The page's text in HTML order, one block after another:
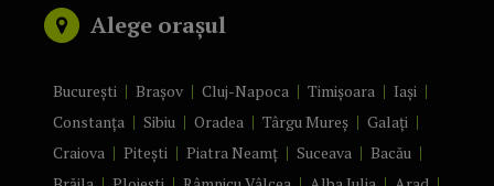
Alege orașul
București Brașov Cluj-Napoca Timișoara
Iași
Constanța
Sibiu Oradea Târgu Mureș
Galați
Craiova
Pitești Piatra Neamț Suceava
Bacău